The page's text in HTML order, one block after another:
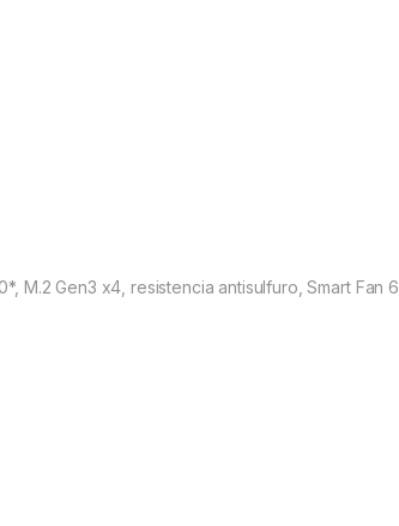
M.2 Gen3 x4, resistencia antisulfuro, Smart Fan 6